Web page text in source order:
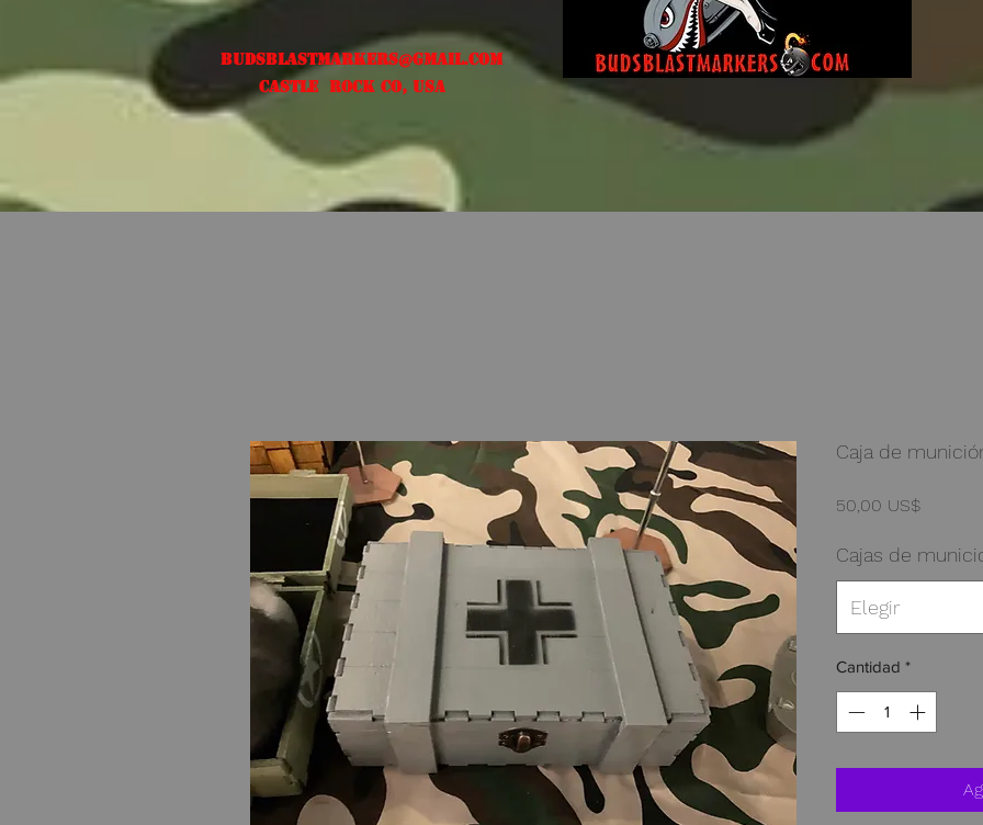
Budsblastmarkers@gmail.com
Castle Rock CO, USA
Caja de
50,00 US$Precio
Cajas de
Elegir
Cantidad *